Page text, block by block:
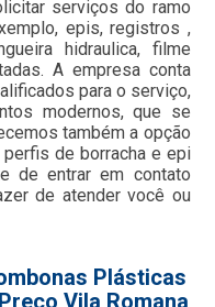
serviços do ramo
epis, registros ,
hidraulica, filme
A empresa conta
para o serviço,
modernos, que se
também a opção
de borracha e epi
de entrar em contato
de atender você ou
Plásticas
Vila Romana